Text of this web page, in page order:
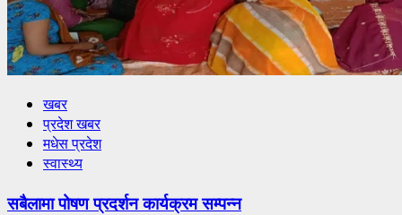
खबर
प्रदेश खबर
मधेस प्रदेश
स्वास्थ्य
सबैलामा पोषण प्रदर्शन कार्यक्रम सम्पन्न